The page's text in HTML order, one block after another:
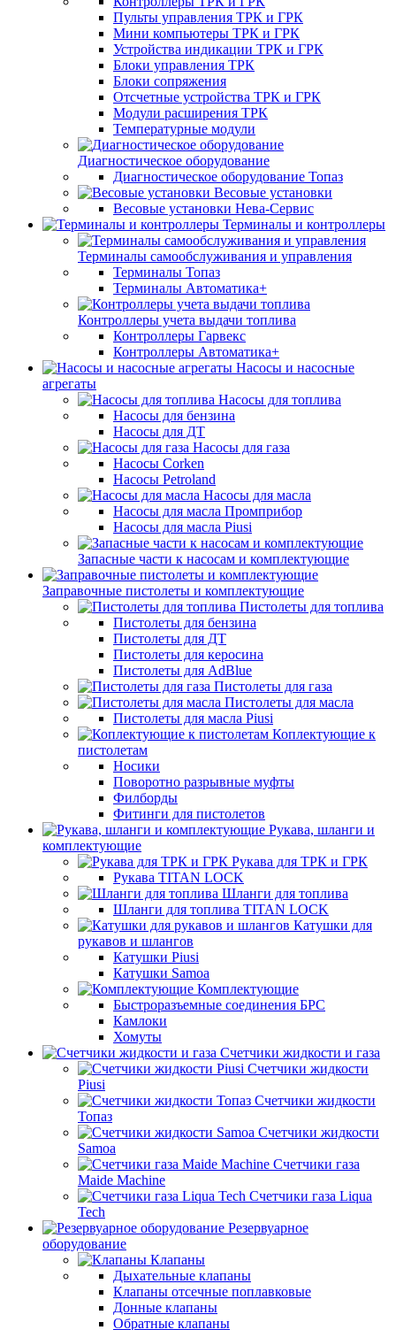
Пульты управления ТРК и ГРК
Мини компьютеры ТРК и ГРК
Устройства индикации ТРК и ГРК
Блоки управления ТРК
Блоки сопряжения
Отсчетные устройства ТРК и ГРК
Модули расширения ТРК
Температурные модули
Диагностическое оборудование
Диагностическое оборудование Топаз
Весовые установки
Весовые установки Нева-Сервис
Терминалы и контроллеры
Терминалы самообслуживания и управления
Терминалы Топаз
Терминалы Автоматика+
Контроллеры учета выдачи топлива
Контроллеры Гарвекс
Контроллеры Автоматика+
Насосы и насосные
агрегаты
Насосы для топлива
Насосы для бензина
Насосы для ДТ
Насосы для газа
Насосы Corken
Насосы Petroland
Насосы для масла
Насосы для масла Промприбор
Насосы для масла Piusi
Запасные части к насосам и комплектующие
Заправочные пистолеты и комплектующие
Пистолеты для топлива
Пистолеты для бензина
Пистолеты для ДТ
Пистолеты для керосина
Пистолеты для AdBlue
Пистолеты для газа
Пистолеты для масла
Пистолеты для масла Piusi
Коплектующие к
пистолетам
Носики
Поворотно разрывные муфты
Филборды
Фитинги для пистолетов
Рукава, шланги и
комплектующие
Рукава для ТРК и ГРК
Рукава TITAN LOCK
Шланги для топлива
Шланги для топлива TITAN LOCK
Катушки для
рукавов и шлангов
Катушки Piusi
Катушки Samoa
Комплектующие
Быстроразъемные соединения БРС
Камлоки
Хомуты
Счетчики жидкости и газа
Счетчики жидкости
Piusi
Счетчики жидкости
Топаз
Счетчики жидкости
Samoa
Счетчики газа
Maide Machine
Счетчики газа Liqua
Tech
Резервуарное
оборудование
Клапаны
Дыхательные клапаны
Клапаны отсечные поплавковые
Донные клапаны
Обратные клапаны